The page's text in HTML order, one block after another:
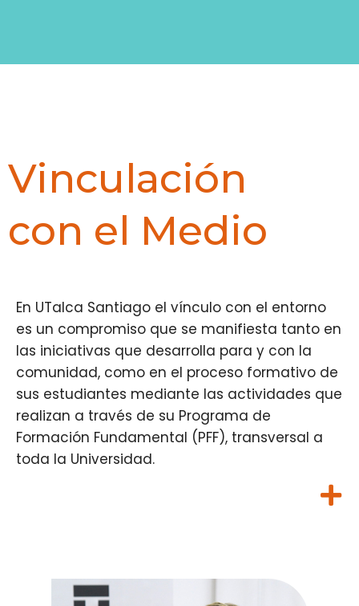
Vinculación
con el Medio
En UTalca Santiago el vínculo con el entorno
es un compromiso que se manifiesta tanto en
las iniciativas que desarrolla para y con la
comunidad, como en el proceso formativo de
sus estudiantes mediante las actividades que
realizan a través de su Programa de
Formación Fundamental (PFF), transversal a
toda la Universidad.